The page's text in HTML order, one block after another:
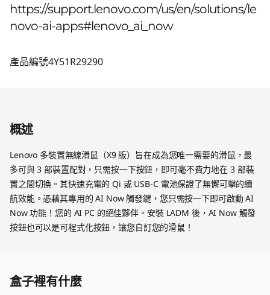
https://support.lenovo.com/us/en/solutions/le
novo-ai-apps#lenovo_ai_now
產品編號4Y51R29290
概述
Lenovo 多裝置無線滑鼠（X9 版）旨在成為您唯一需要的滑鼠，最
多可與 3 部裝置配對，只需按一下按鈕，即可毫不費力地在 3 部裝
置之間切換。其快速充電的 Qi 或 USB-C 電池保證了無懈可擊的續
航效能。憑藉其專用的 AI Now 觸發鍵，您只需按一下即可啟動 AI
Now 功能！您的 AI PC 的絕佳夥伴。安裝 LADM 後，AI Now 觸發
按鈕也可以是可程式化按鈕，讓您自訂您的滑鼠！
盒子裡有什麼